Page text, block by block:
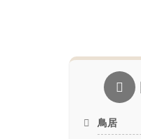
鳥居